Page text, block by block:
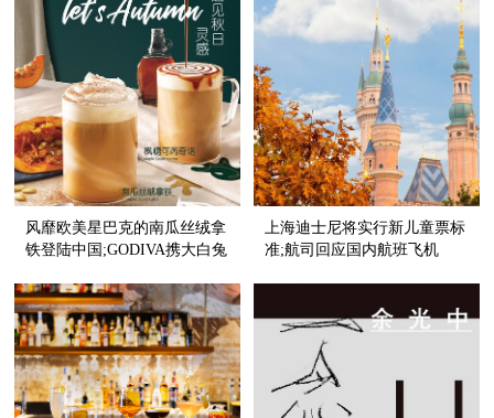
风靡欧美星巴克的南瓜丝绒拿
铁登陆中国;GODIVA携大白兔
上海迪士尼将实行新儿童票标
准;航司回应国内航班飞机